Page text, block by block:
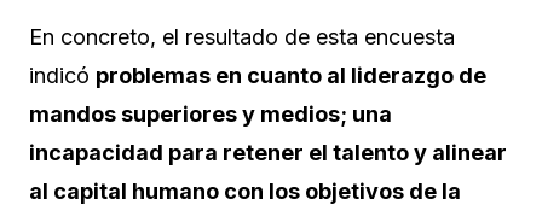
En concreto, el resultado de esta encuesta
indicó problemas en cuanto al liderazgo de
mandos superiores y medios; una
incapacidad para retener el talento y alinear
al capital humano con los objetivos de la